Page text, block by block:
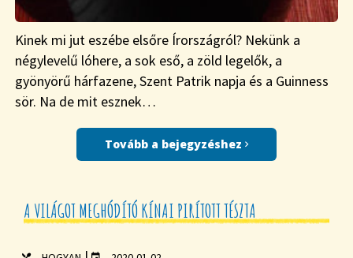
Kinek mi jut eszébe elsőre Írországról? Nekünk a
négylevelű lóhere, a sok eső, a zöld legelők, a
gyönyörű hárfazene, Szent Patrik napja és a Guinness
sör. Na de mit esznek…
Tovább a bejegyzéshez
A VILÁGOT MEGHÓDÍTÓ KÍNAI PIRÍTOTT TÉSZTA